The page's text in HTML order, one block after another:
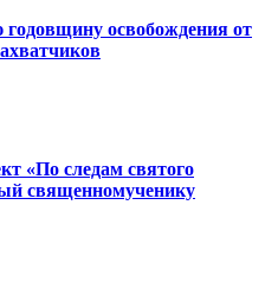
годовщину освобождения от
«По следам святого
священномученику